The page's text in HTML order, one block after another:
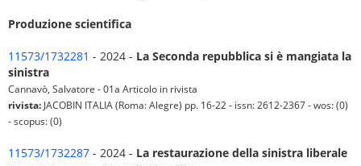
Produzione scientifica
11573/1732281 - 2024 - La Seconda repubblica si è mangiata la
sinistra
Cannavò, Salvatore - 01a Articolo in rivista
rivista: JACOBIN ITALIA (Roma: Alegre) pp. 16-22 - issn: 2612-2367 - wos: (0)
- scopus: (0)
11573/1732287 - 2024 - La restaurazione della sinistra liberale